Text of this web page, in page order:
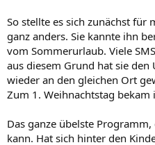
So stellte es sich zunächst für
ganz anders. Sie kannte ihn
vom Sommerurlaub. Viele
aus diesem Grund hat sie den
wieder an den gleichen Ort
Zum 1. Weihnachtstag bekam
Das ganze übelste
kann. Hat sich hinter den